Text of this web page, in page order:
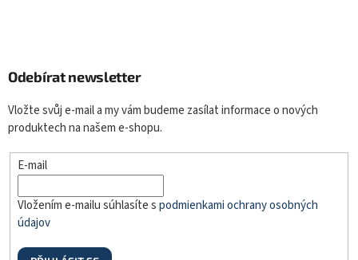
Odebírat newsletter
Vložte svůj e-mail a my vám budeme zasílat informace o nových
produktech na našem e-shopu.
E-mail
Vložením e-mailu súhlasíte spodmienkami ochrany osobných
údajov